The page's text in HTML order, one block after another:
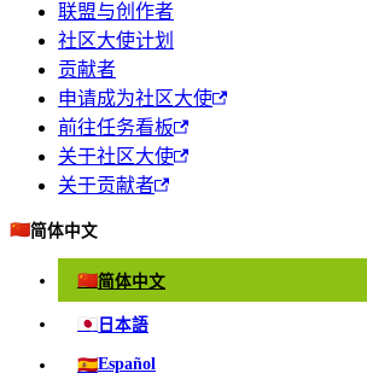
联盟与创作者
社区大使计划
贡献者
申请成为社区大使
前往任务看板
关于社区大使
关于贡献者
🇨🇳简体中文
🇨🇳简体中文
🇯🇵 日本語
🇪🇸Español